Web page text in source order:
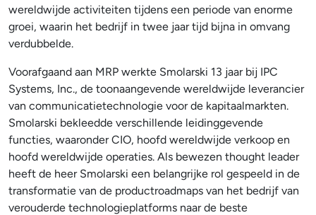
wereldwijde activiteiten tijdens een periode van enorme
groei, waarin het bedrijf in twee jaar tijd bijna in omvang
verdubbelde.
Voorafgaand aan MRP werkte Smolarski 13 jaar bij IPC
Systems, Inc., de toonaangevende wereldwijde leverancier
van communicatietechnologie voor de kapitaalmarkten.
Smolarski bekleedde verschillende leidinggevende
functies, waaronder CIO, hoofd wereldwijde verkoop en
hoofd wereldwijde operaties. Als bewezen thought leader
heeft de heer Smolarski een belangrijke rol gespeeld in de
transformatie van de productroadmaps van het bedrijf van
verouderde technologieplatforms naar de beste